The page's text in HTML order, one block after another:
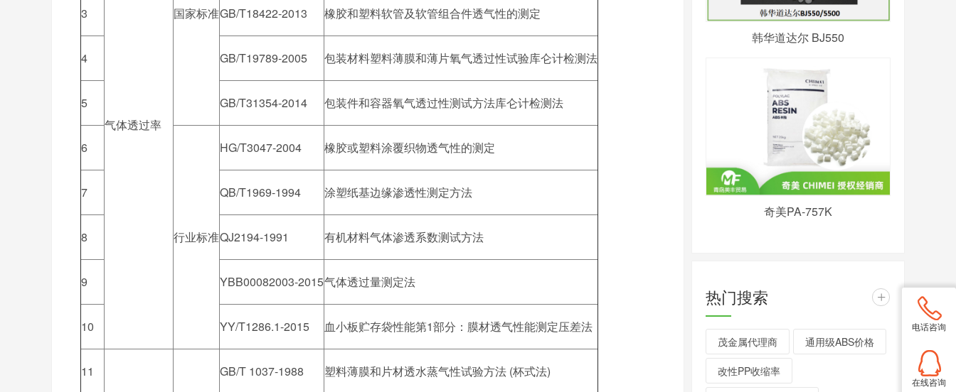
气体透过率
国家标准
3 GB/T18422-2013 橡胶和塑料软管及软管组合件透气性的测定
4 GB/T19789-2005 包装材料塑料薄膜和薄片氧气透过性试验库仑计检测法
5 GB/T31354-2014 包装件和容器氧气透过性测试方法库仑计检测法
6
行业标准
HG/T3047-2004 橡胶或塑料涂覆织物透气性的测定
7 QB/T1969-1994 涂塑纸基边缘渗透性测定方法
8 QJ2194-1991 有机材料气体渗透系数测试方法
9 YBB00082003-2015气体透过量测定法
10 YY/T1286.1-2015 血小板贮存袋性能第1部分：膜材透气性能测定压差法
11 GB/T 1037-1988 塑料薄膜和片材透水蒸气性试验方法 (杯式法)
韩华道达尔 BJ550
奇美PA-757K
热门搜索 +
茂金属代理商 通用级ABS价格
改性PP收缩率
电话咨询
在线咨询